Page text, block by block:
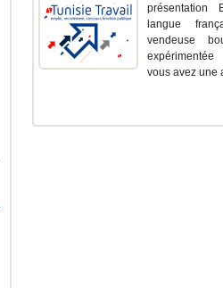
présentation
langue
vendeuse
vous avez une